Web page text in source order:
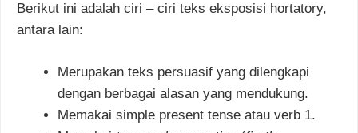
Berikut ini adalah ciri – ciri teks eksposisi hortatory,
antara lain:
Merupakan teks persuasif yang dilengkapi
dengan berbagai alasan yang mendukung.
Memakai simple present tense atau verb 1.